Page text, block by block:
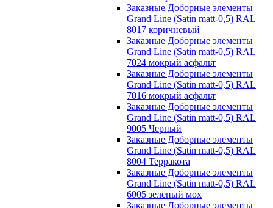
Заказные Доборные элементы
Grand Line (Satin matt-0,5) RAL
8017 коричневый
Заказные Доборные элементы
Grand Line (Satin matt-0,5) RAL
7024 мокрый асфальт
Заказные Доборные элементы
Grand Line (Satin matt-0,5) RAL
7016 мокрый асфальт
Заказные Доборные элементы
Grand Line (Satin matt-0,5) RAL
9005 Черный
Заказные Доборные элементы
Grand Line (Satin matt-0,5) RAL
8004 Терракота
Заказные Доборные элементы
Grand Line (Satin matt-0,5) RAL
6005 зеленый мох
Заказные Доборные элементы